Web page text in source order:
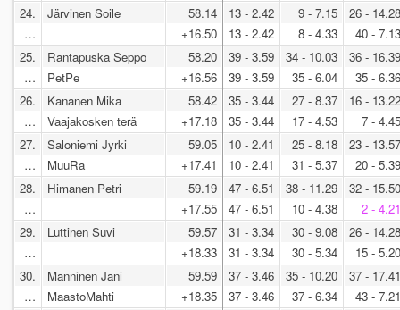
24.
…
Järvinen Soile
58.14
+16.50
13 - 2.42
13 - 2.42
9 - 7.15
8 - 4.33
26 - 14.28
40 - 7.13
25.
…
Rantapuska Seppo
PetPe
58.20
+16.56
39 - 3.59
39 - 3.59
34 - 10.03
35 - 6.04
36 - 16.39
35 - 6.36
26.
…
Kananen Mika
Vaajakosken terä
58.42
+17.18
35 - 3.44
35 - 3.44
27 - 8.37
17 - 4.53
16 - 13.22
7 - 4.45
27.
…
Saloniemi Jyrki
MuuRa
59.05
+17.41
10 - 2.41
10 - 2.41
25 - 8.18
31 - 5.37
23 - 13.57
20 - 5.39
28.
…
Himanen Petri
59.19
+17.55
47 - 6.51
47 - 6.51
38 - 11.29
10 - 4.38
32 - 15.50
2 - 4.21
29.
…
Luttinen Suvi
59.57
+18.33
31 - 3.34
31 - 3.34
30 - 9.08
30 - 5.34
26 - 14.28
15 - 5.20
30.
…
Manninen Jani
MaastoMahti
59.59
+18.35
37 - 3.46
37 - 3.46
35 - 10.20
37 - 6.34
37 - 17.41
43 - 7.21